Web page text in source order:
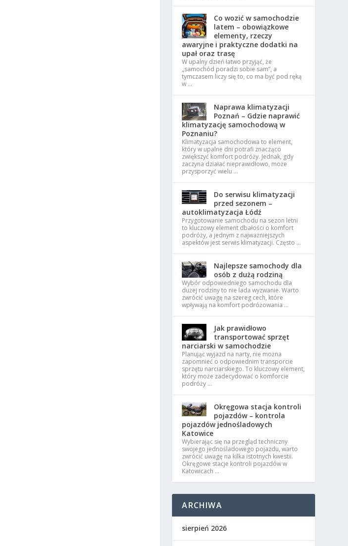
Co wozić w samochodzie
latem – obowiązkowe
elementy, rzeczy
awaryjne i praktyczne dodatki na
upał oraz trasę
W upalny dzień łatwo przyjąć, że
„samochód poradzi sobie sam”, a
tymczasem liczy się to, co ma być pod ręką
w …
Naprawa klimatyzacji
Poznań – Gdzie naprawić
klimatyzację samochodową w
Poznaniu?
Klimatyzacja samochodowa to element,
który w upalne dni potrafi znacząco
zwiększyć komfort podróży. Jednak, gdy
zaczyna działać nieprawidłowo, może
przysporzyć wielu …
Do serwisu klimatyzacji
przed sezonem –
autoklimatyzacja Łódź
Przygotowanie samochodu na sezon letni
to kluczowy element dbałości o komfort
podróży, a jednym z najważniejszych
aspektów jest serwis klimatyzacji. Często …
Najlepsze samochody dla
osób z dużą rodziną
Wybór odpowiedniego samochodu dla
dużej rodziny to nie lada wyzwanie. Warto
zwrócić uwagę na szereg cech, które
wpływają na komfort podróżowania …
Jak prawidłowo
transportować sprzęt
narciarski w samochodzie
Planując wyjazd na narty, nie można
zapomnieć o odpowiednim transporcie
sprzętu narciarskiego. To kluczowy element,
który może zadecydować o komforcie
podróży …
Okręgowa stacja kontroli
pojazdów – kontrola
pojazdów jednośladowych
Katowice
Wybierając się na przegląd techniczny
swojego jednośladowego pojazdu, warto
zwrócić uwagę na kilka istotnych kwestii.
Okręgowe stacje kontroli pojazdów w
Katowicach …
ARCHIWA
sierpień 2026